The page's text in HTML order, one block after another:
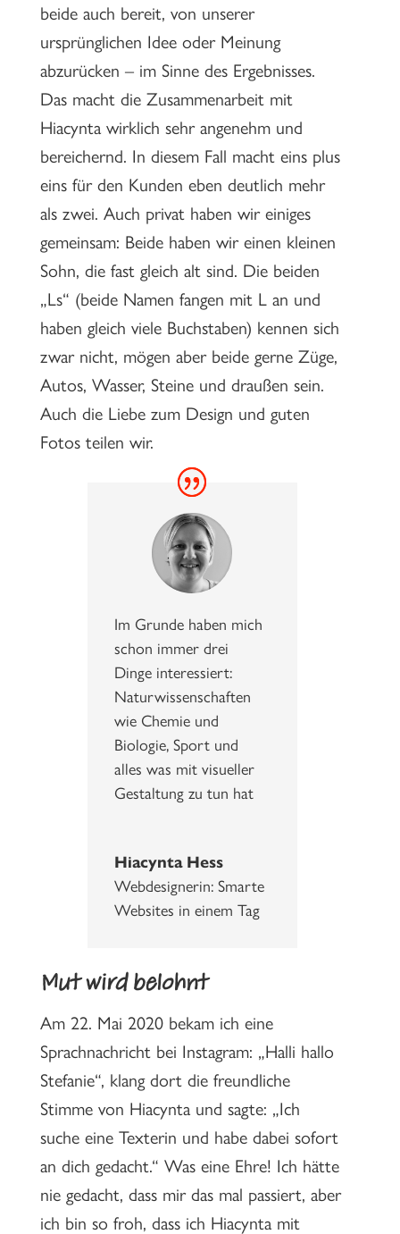
beide auch bereit, von unserer
ursprünglichen Idee oder Meinung
abzurücken – im Sinne des Ergebnisses.
Das macht die Zusammenarbeit mit
Hiacynta wirklich sehr angenehm und
bereichernd. In diesem Fall macht eins plus
eins für den Kunden eben deutlich mehr
als zwei. Auch privat haben wir einiges
gemeinsam: Beide haben wir einen kleinen
Sohn, die fast gleich alt sind. Die beiden
„Ls“ (beide Namen fangen mit L an und
haben gleich viele Buchstaben) kennen sich
zwar nicht, mögen aber beide gerne Züge,
Autos, Wasser, Steine und draußen sein.
Auch die Liebe zum Design und guten
Fotos teilen wir.
Im Grunde haben mich
schon immer drei
Dinge interessiert:
Naturwissenschaften
wie Chemie und
Biologie, Sport und
alles was mit visueller
Gestaltung zu tun hat
Hiacynta Hess
Webdesignerin: Smarte
Websites in einem Tag
Mut wird belohnt
Am 22. Mai 2020 bekam ich eine
Sprachnachricht bei Instagram: „Halli hallo
Stefanie“, klang dort die freundliche
Stimme von Hiacynta und sagte: „Ich
suche eine Texterin und habe dabei sofort
an dich gedacht.“ Was eine Ehre! Ich hätte
nie gedacht, dass mir das mal passiert, aber
ich bin so froh, dass ich Hiacynta mit